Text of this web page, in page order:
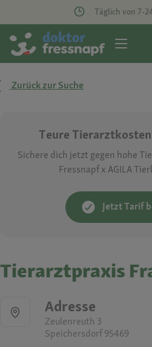
Täglich von 7-
Zurück zur Suche
Teure
Sichere dich jetzt gegen hohe
Fressnapf x AGILA
Jetzt Tarif
Tierarztpraxis
Adresse
Zeulenreuth 3
Speichersdorf 95469